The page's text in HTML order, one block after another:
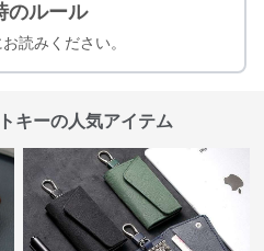
のルール
読みください。
キーの人気アイテム